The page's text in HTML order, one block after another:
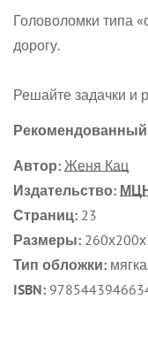
Головоломки типа
дорогу.
Решайте задачки и
Рекомендованный
Автор: Женя Кац
Издательство:
Страниц: 23
Размеры:
Тип обложки:
ISBN: